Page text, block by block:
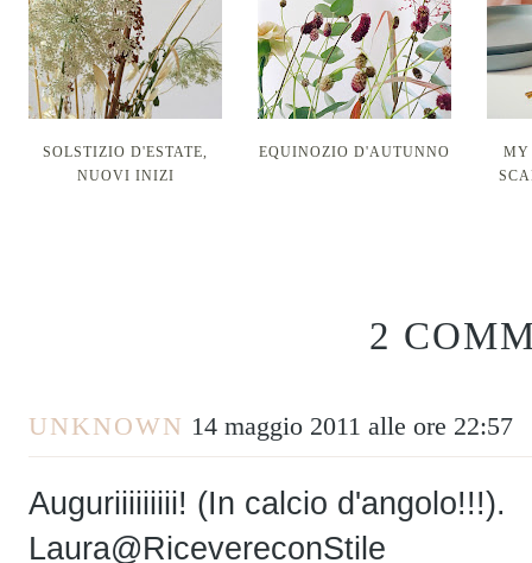
SOLSTIZIO D'ESTATE,
NUOVI INIZI
EQUINOZIO D'AUTUNNO
MY
2
UNKNOWN 14 maggio 2011 alle ore 22:57
Auguriiiiiiiii! (In calcio d'angolo!!!).
Laura@RicevereconStile